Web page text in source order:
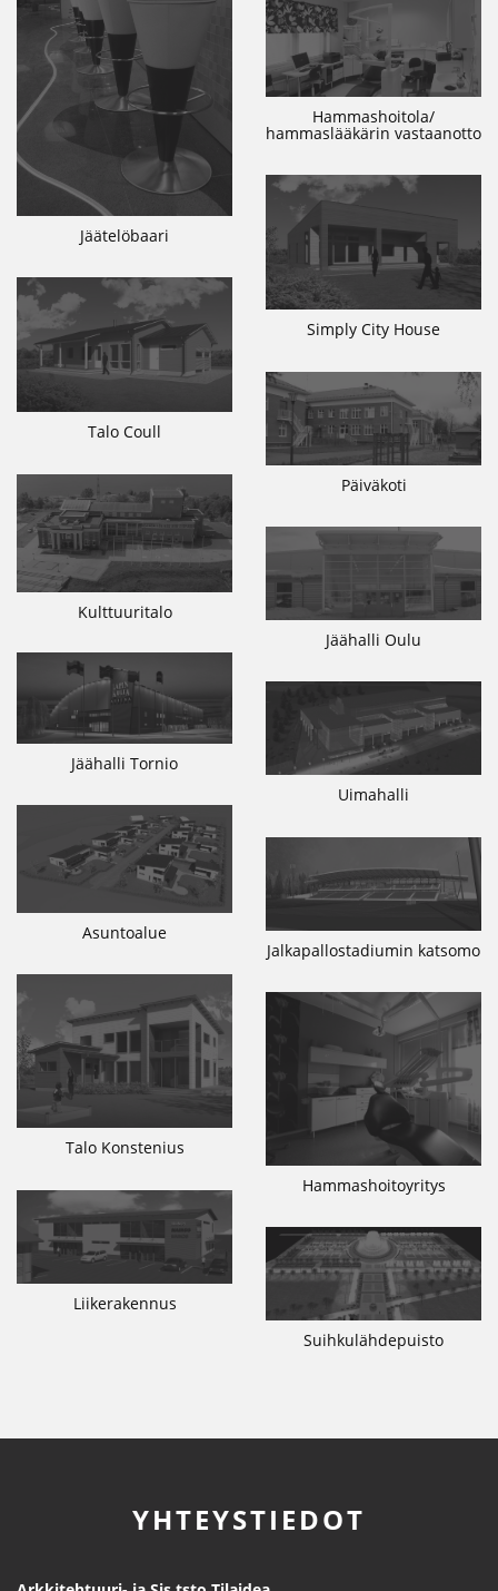
Jäätelöbaari
Hammashoitola/
hammaslääkärin vastaanotto
Simply City House
Talo Coull
Päiväkoti
Kulttuuritalo
Jäähalli Oulu
Jäähalli Tornio
Uimahalli
Asuntoalue
Jalkapallostadiumin katsomo
Talo Konstenius
Hammashoitoyritys
Liikerakennus
Suihkulähdepuisto
YHTEYSTIEDOT